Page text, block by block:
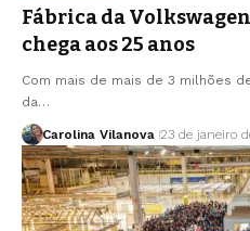
Fábrica da
chega aos 25 anos
Com mais de mais de 3 milhões
da…
Carolina Vilanova 23 de janeiro